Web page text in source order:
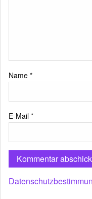
Name *
E-Mail *